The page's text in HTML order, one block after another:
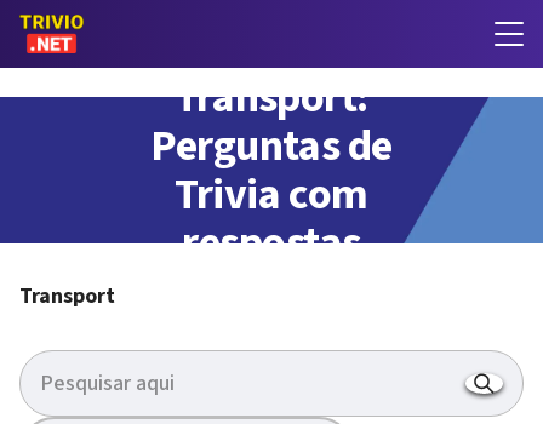
Transport:
Perguntas de
Trivia com
respostas
Transport